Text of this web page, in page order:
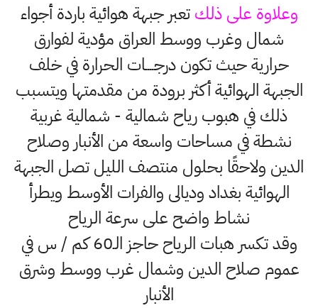
وعلاوة على ذلكتعبر جبهة هوائية باردة أجواء
شمال وغرب ووسط العراق مؤدية لفوارق
حرارية حيث تكون درجــــات الحرارة في خلف
الجبهة الهوائية أكثر برودة من مقدمتها ويتسبب
ذلك في هبوب رياح شمالية - شمالية غربية
نشطة في مساحات واسعة من الأنبار وصلاح
الدين ولاحقًا بحلول منتصف الليل تصل الجبهة
الهوائية بغداد وديالى والفرات الأوسط ويطرأ
نشاط واضح على سرعة الرياح
وقد تكسر هبات الرياح حاجز الـ60 كم / س في
عموم صلاح الدين وشمال غرب ووسط وشرق
الأنبار